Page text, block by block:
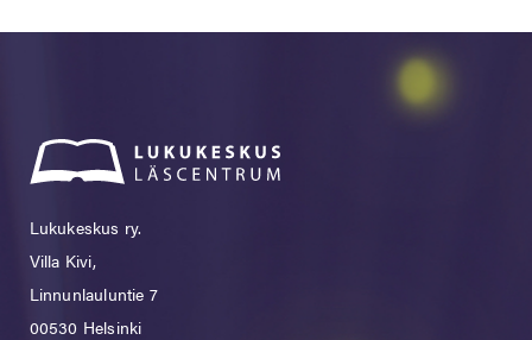
Lukukeskus ry.
Villa Kivi,
Linnunlauluntie 7
00530 Helsinki